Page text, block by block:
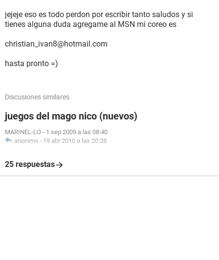
jejeje eso es todo perdon por escribir tanto saludos y si
tienes alguna duda agregame al MSN mi coreo es
christian_ivan8@hotmail.com
hasta pronto =)
Discusiones similares
juegos del mago nico (nuevos)
MARINEL-LO - 1 sep 2009 a las 08:40
anonimo - 19 abr 2010 a las 20:28
25 respuestas